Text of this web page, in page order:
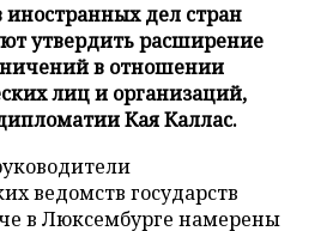
дел стран
утвердить расширение
в отношении
лиц и организаций,
Кая Каллас.
ведомств государств
в Люксембурге намерены